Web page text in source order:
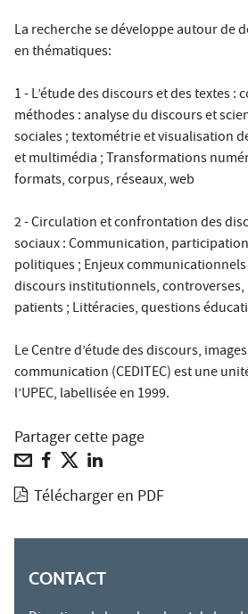
La recherche se développe autour de
en thématiques:
1 - L’étude des discours et des textes :
méthodes : analyse du discours et
sociales ; textométrie et visualisation
et multimédia ; Transformations
formats, corpus, réseaux, web
2 - Circulation et confrontation des
sociaux : Communication,
politiques ; Enjeux
discours institutionnels,
patients ; Littéracies, questions
Le Centre d’étude des discours,
communication (CEDITEC) est une
l’UPEC, labellisée en 1999.
Partager cette page
Télécharger en PDF
CONTACT